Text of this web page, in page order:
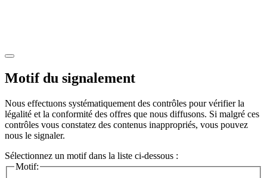
Motif du signalement
Nous effectuons systématiquement des contrôles pour vérifier la
légalité et la conformité des offres que nous diffusons. Si malgré ces
contrôles vous constatez des contenus inappropriés, vous pouvez
nous le signaler.
Sélectionnez un motif dans la liste ci-dessous :
Motif: